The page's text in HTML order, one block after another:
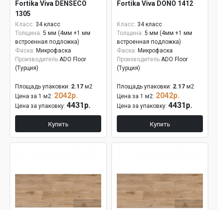
Fortika Viva DENSECO
1305
Класс: 34 класс
Толщина: 5 мм (4мм +1 мм
встроенная подложка)
Фаска: Микрофаска
Производитель ADO Floor
(Турция)
Площадь упаковки: 2.17 м2
Цена за 1 м2: 2042р.
Цена за упаковку: 4431р.
Купить
Fortika Viva DONO 1412
Класс: 34 класс
Толщина: 5 мм (4мм +1 мм
встроенная подложка)
Фаска: Микрофаска
Производитель ADO Floor
(Турция)
Площадь упаковки: 2.17 м2
Цена за 1 м2: 2042р.
Цена за упаковку: 4431р.
Купить